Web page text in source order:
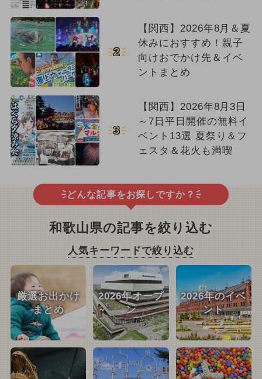
2
【関西】2026年8月＆夏
休みにおすすめ！親子
向けおでかけ先＆イベ
ントまとめ
3
【関西】2026年8月3日
～7日平日開催の無料イ
ベント13選 夏祭り＆フ
ェスタ＆花火も満喫
どんな記事をお探しですか？
和歌山県の記事を絞り込む
人気キーワードで絞り込む
厳選お出かけ
まとめ
2026年オープ
ン
2026年のイベ
ント